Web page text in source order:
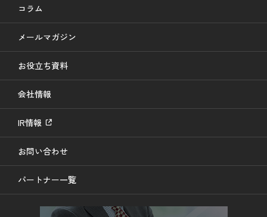
コラム
メールマガジン
お役立ち資料
会社情報
IR情報
お問い合わせ
パートナー一覧